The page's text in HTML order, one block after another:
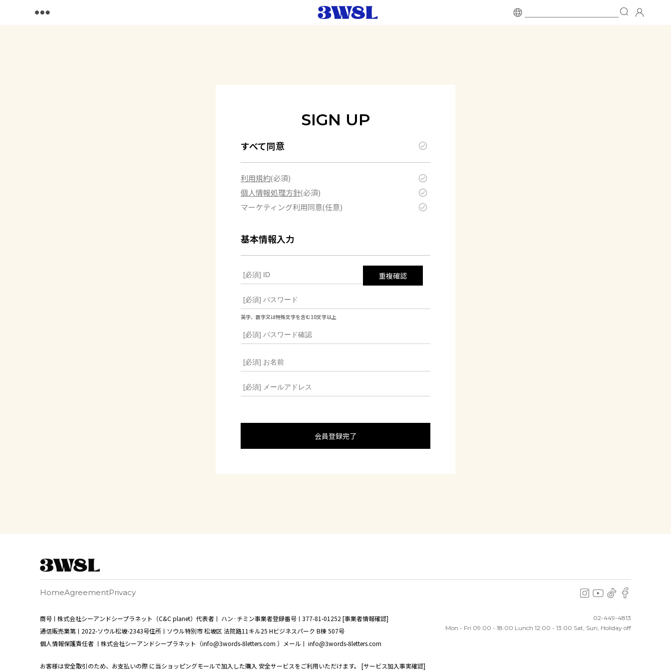
SIGN UP
すべて同意
利用規約
個人情報処理方針
マーケティング利用同意
基本情報入力
重複確認
英字、数字又は特殊文字を含む10文字以上
会員登録完了
HomeAgreementPrivacy
商号ㅣ株式会社シーアンドシープラネット（C&C planet） 代表者ㅣ ハン·チミン事業者登録番号ㅣ377-81-01252 [事業者情報確認]
通信販売業第ㅣ2022-ソウル松坡-2343号住所ㅣソウル特別市 松坡区 法院路11キル25 Hビジネスパーク B棟 507号
個人情報保護責任者 ㅣ株式会社シーアンドシープラネット（info@3words-8letters.com ）
メールㅣ info@3words-8letters.com
02-449-4813
Mon - Fri 09:00 - 18:00 Lunch 12:00 - 13:00 Sat, Sun, Holiday off
お客様は安全取引のため、お支払いの際 に当ショッピングモールで加入した購入 安全サービスをご利用いただけます。 [サービス加入事実確認]